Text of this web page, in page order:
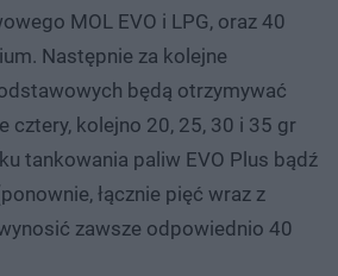
MOL EVO i LPG, oraz 40
Następnie za kolejne
będą otrzymywać
cztery, kolejno 20, 25, 30 i 35 gr
tankowania paliw EVO Plus bądź
łącznie pięć wraz z
zawsze odpowiednio 40